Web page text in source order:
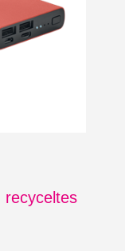
recyceltes